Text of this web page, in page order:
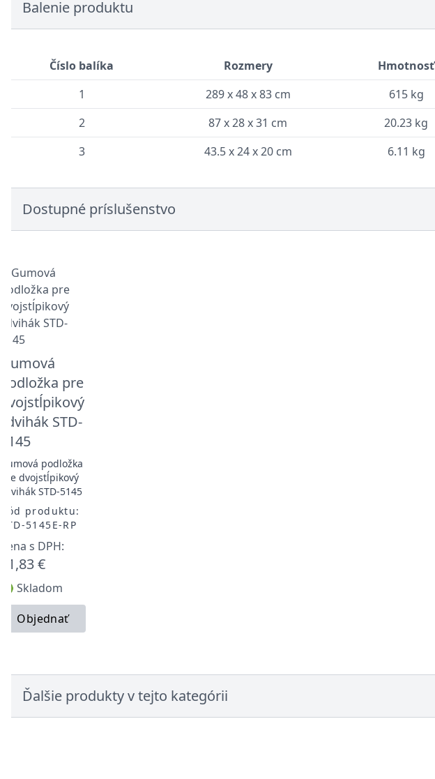
Balenie produktu
Číslo balíka Rozmery
Hmotnosť
1
289 x 48 x 83 cm
615 kg
2
87 x 28 x 31 cm
20.23 kg
3
43.5 x 24 x 20 cm 6.11 kg
Dostupné príslušenstvo
Gumová
podložka pre
dvojstĺpikový
zdvihák STD-
5145
Gumová podložka
pre dvojstĺpikový
zdvihák STD-5145
Kód produktu:
STD-5145E-RP
Cena s DPH:
11,83 €
🟢 Skladom
Objednať
Ďalšie produkty v tejto kategórii